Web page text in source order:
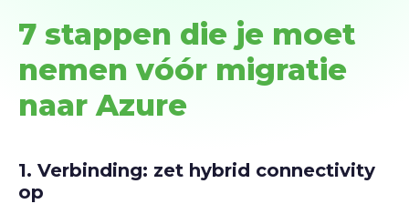
7 stappen die je moet
nemen vóór migratie
naar Azure
1. Verbinding: zet hybrid connectivity
op